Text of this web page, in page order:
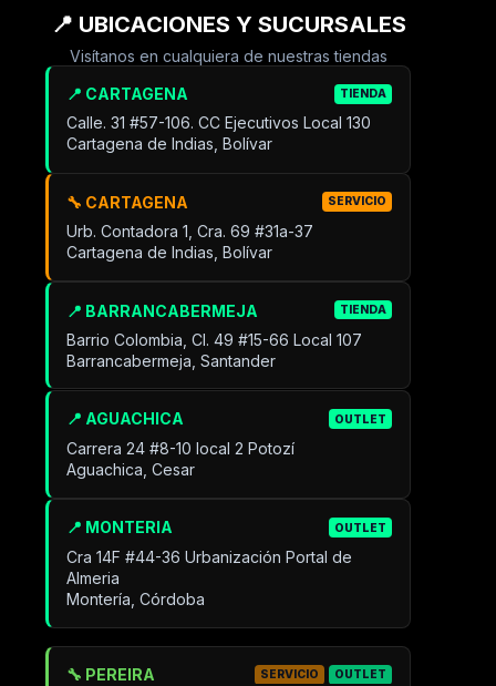
📍 UBICACIONES Y SUCURSALES
Visítanos en cualquiera de nuestras tiendas
📍 CARTAGENA TIENDA
Calle. 31 #57-106. CC Ejecutivos Local 130
Cartagena de Indias, Bolívar
🔧 CARTAGENA SERVICIO
Urb. Contadora 1, Cra. 69 #31a-37
Cartagena de Indias, Bolívar
📍 BARRANCABERMEJA TIENDA
Barrio Colombia, Cl. 49 #15-66 Local 107
Barrancabermeja, Santander
📍 AGUACHICA OUTLET
Carrera 24 #8-10 local 2 Potozí
Aguachica, Cesar
📍 MONTERIA OUTLET
Cra 14F #44-36 Urbanización Portal de
Almeria
Montería, Córdoba
🔧 PEREIRA SERVICIO OUTLET